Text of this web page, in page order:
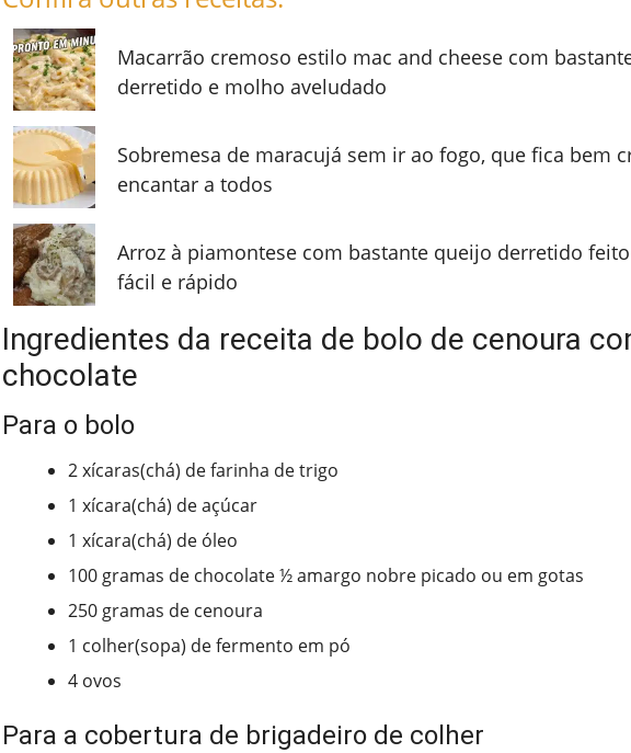
Macarrão cremoso estilo mac and cheese com
derretido e molho aveludado
Sobremesa de maracujá sem ir ao fogo, que fica bem
encantar a todos
Arroz à piamontese com bastante queijo derretido
fácil e rápido
Ingredientes da receita de bolo de cenoura
chocolate
Para o bolo
2 xícaras(chá) de farinha de trigo
1 xícara(chá) de açúcar
1 xícara(chá) de óleo
100 gramas de chocolate ½ amargo nobre picado ou em gotas
250 gramas de cenoura
1 colher(sopa) de fermento em pó
4 ovos
Para a cobertura de brigadeiro de colher